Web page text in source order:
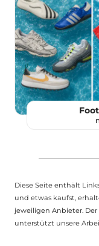
Diese Seite enthält
und etwas kaufst,
jeweiligen Anbieter.
unterstützt unsere